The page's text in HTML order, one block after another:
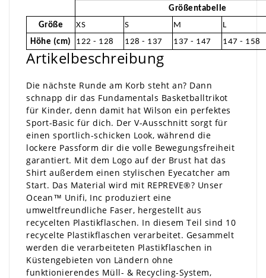
Größentabelle
Größe
XS S M
L
Höhe (cm)
122 - 128 128 - 137 137 - 147 147 - 158
Artikelbeschreibung
Die nächste Runde am Korb steht an? Dann
schnapp dir das Fundamentals Basketballtrikot
für Kinder, denn damit hat Wilson ein perfektes
Sport-Basic für dich. Der V-Ausschnitt sorgt für
einen sportlich-schicken Look, während die
lockere Passform dir die volle Bewegungsfreiheit
garantiert. Mit dem Logo auf der Brust hat das
Shirt außerdem einen stylischen Eyecatcher am
Start. Das Material wird mit REPREVE®? Unser
Ocean™ Unifi, Inc produziert eine
umweltfreundliche Faser, hergestellt aus
recycelten Plastikflaschen. In diesem Teil sind 10
recycelte Plastikflaschen verarbeitet. Gesammelt
werden die verarbeiteten Plastikflaschen in
Küstengebieten von Ländern ohne
funktionierendes Müll- & Recycling-System,